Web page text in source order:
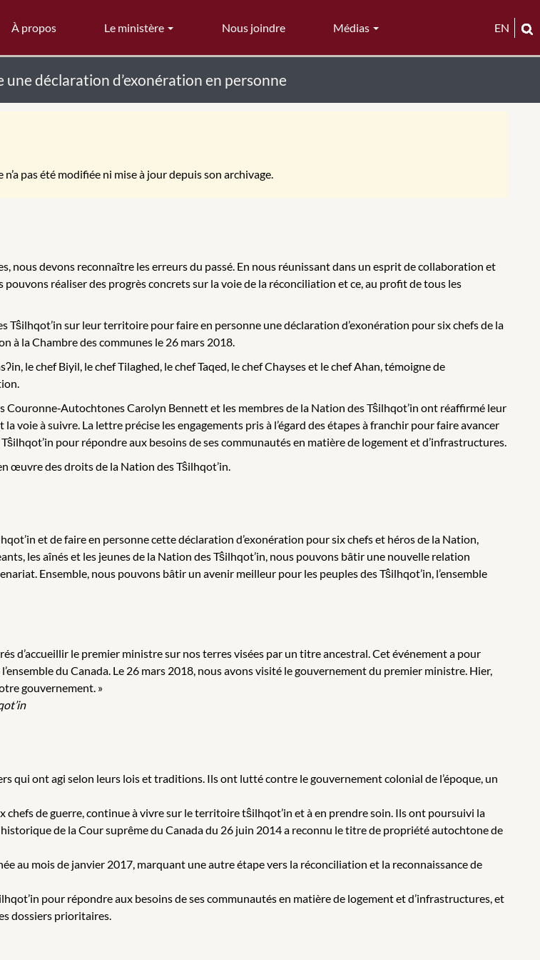
À propos Le ministère Nous joindre Médias EN
déclaration d’exonération en personne
pas été modifiée ni mise à jour depuis son archivage.
nous devons reconnaître les erreurs du passé. En nous réunissant dans un esprit de collaboration et
réaliser des progrès concrets sur la voie de la réconciliation et ce, au profit de tous les
sur leur territoire pour faire en personne une déclaration d’exonération pour six chefs de la
la Chambre des communes le 26 mars 2018.
le chef Biyil, le chef Tilaghed, le chef Taqed, le chef Chayses et le chef Ahan, témoigne de
Carolyn Bennett et les membres de la Nation des Tŝilhqot’in ont réaffirmé leur
à suivre. La lettre précise les engagements pris à l’égard des étapes à franchir pour faire avancer
pour répondre aux besoins de ses communautés en matière de logement et d’infrastructures.
œuvre des droits de la Nation des Tŝilhqot’in.
et de faire en personne cette déclaration d’exonération pour six chefs et héros de la Nation,
les aînés et les jeunes de la Nation des Tŝilhqot’in, nous pouvons bâtir une nouvelle relation
Ensemble, nous pouvons bâtir un avenir meilleur pour les peuples des Tŝilhqot’in, l’ensemble
d’accueillir le premier ministre sur nos terres visées par un titre ancestral. Cet événement a pour
du Canada. Le 26 mars 2018, nous avons visité le gouvernement du premier ministre. Hier,
gouvernement. »
qui ont agi selon leurs lois et traditions. Ils ont lutté contre le gouvernement colonial de l’époque, un
chefs de guerre, continue à vivre sur le territoire tŝilhqot’in et à en prendre soin. Ils ont poursuivi la
de la Cour suprême du Canada du 26 juin 2014 a reconnu le titre de propriété autochtone de
au mois de janvier 2017, marquant une autre étape vers la réconciliation et la reconnaissance de
pour répondre aux besoins de ses communautés en matière de logement et d’infrastructures, et
dossiers prioritaires.